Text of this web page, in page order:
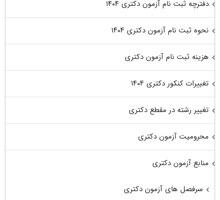
دفترچه ثبت نام آزمون دکتری ۱۴۰۴
نحوه ثبت نام آزمون دکتری ۱۴۰۴
هزینه ثبت نام آزمون دکتری
تغییرات کنکور دکتری ۱۴۰۴
تغییر رشته در مقطع دکتری
محرومیت آزمون دکتری
منابع آزمون دکتری
سرفصل های آزمون دکتری